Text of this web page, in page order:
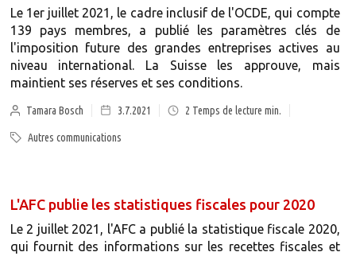
Le 1er juillet 2021, le cadre inclusif de l'OCDE, qui compte
139 pays membres, a publié les paramètres clés de
l'imposition future des grandes entreprises actives au
niveau international. La Suisse les approuve, mais
maintient ses réserves et ses conditions.
Tamara Bosch 3.7.2021 2 Temps de lecture min.
Autres communications
L'AFC publie les statistiques fiscales pour 2020
Le 2 juillet 2021, l'AFC a publié la statistique fiscale 2020,
qui fournit des informations sur les recettes fiscales et